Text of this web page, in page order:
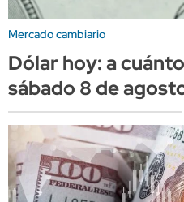
Mercado cambiario
Dólar hoy: a
sábado 8 de